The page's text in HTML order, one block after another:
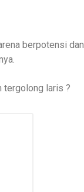
berpotensi dan
tergolong laris ?